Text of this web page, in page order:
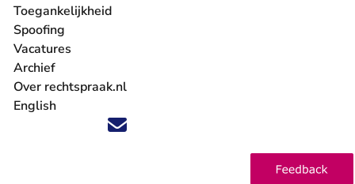
Volg ons op X (Twitter) - U verlaat Rechtspraak.nl
Volg ons op Facebook - U verlaat Rechtspraak.nl
Volg ons op Instagram - U verlaat Rechtspraak.nl
Volg ons op Youtube - U verlaat Rechtspraak.nl
Volg ons op LinkedIn - U verlaat
'Blijf op de hoogte' nieuwsbrief - U verlaat
Toegankelijkheid
Spoofing
Vacatures
- U verlaat Rechtspraak.nl
Archief
Over rechtspraak.nl
English